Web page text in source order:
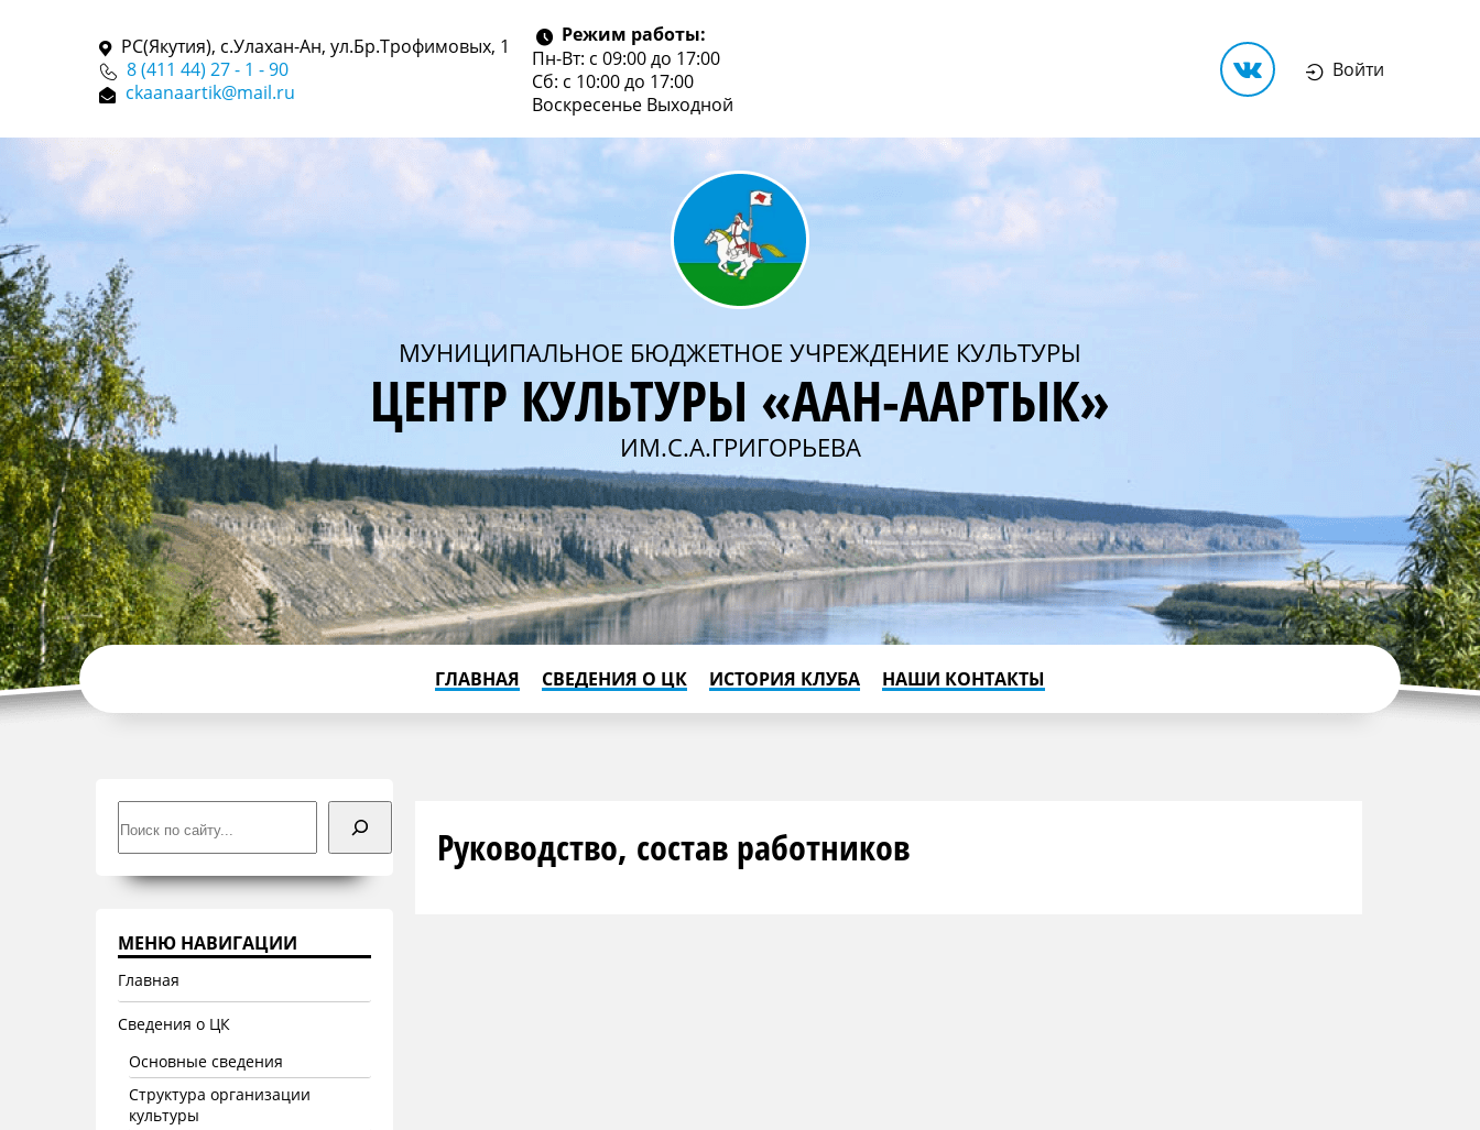
РС(Якутия), с.Улахан-Ан, ул.Бр.Трофимовых, 1
8 (411 44) 27 - 1 - 90
ckaanaartik@mail.ru
Режим работы:
Пн-Вт: с 09:00 до 17:00
Сб: с 10:00 до 17:00
Воскресенье Выходной
Войти
МУНИЦИПАЛЬНОЕ БЮДЖЕТНОЕ УЧРЕЖДЕНИЕ КУЛЬТУРЫ
ЦЕНТР КУЛЬТУРЫ «ААН-ААРТЫК»
ИМ.С.А.ГРИГОРЬЕВА
ГЛАВНАЯ СВЕДЕНИЯ О ЦК ИСТОРИЯ КЛУБА НАШИ КОНТАКТЫ
МЕНЮ НАВИГАЦИИ
Главная
Сведения о ЦК
Основные сведения
Структура организации
культуры
Руководство, состав работников